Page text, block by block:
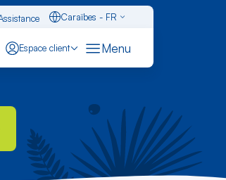
Caraïbes - FR
Espace client Menu